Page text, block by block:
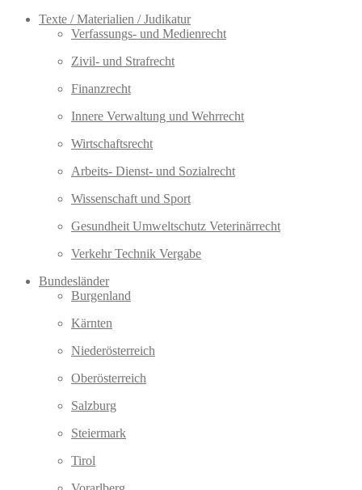
Texte / Materialien / Judikatur
Verfassungs- und Medienrecht
Zivil- und Strafrecht
Finanzrecht
Innere Verwaltung und Wehrrecht
Wirtschaftsrecht
Arbeits- Dienst- und Sozialrecht
Wissenschaft und Sport
Gesundheit Umweltschutz Veterinärrecht
Verkehr Technik Vergabe
Bundesländer
Burgenland
Kärnten
Niederösterreich
Oberösterreich
Salzburg
Steiermark
Tirol